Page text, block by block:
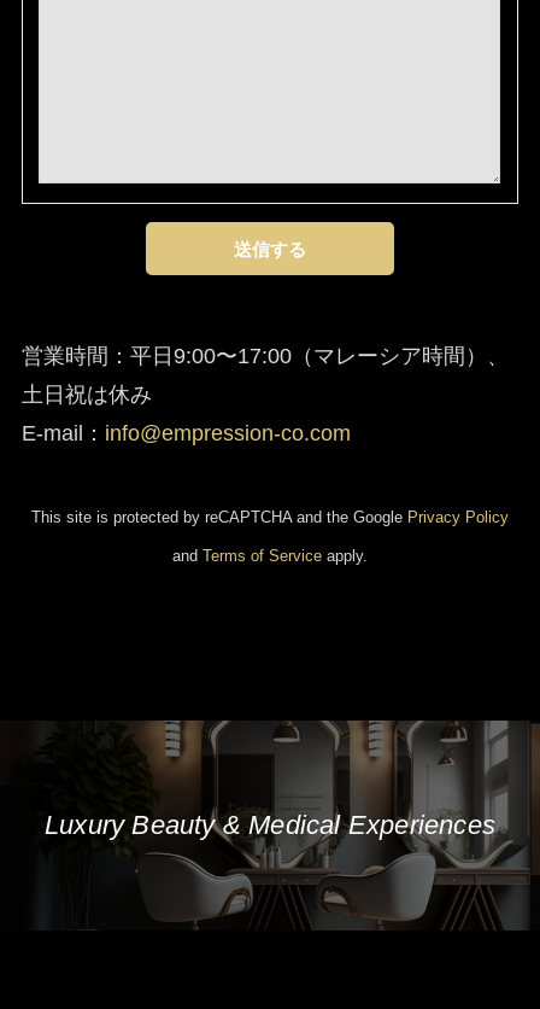
営業時間：平日9:00〜17:00（マレーシア時間）、
土日祝は休み
E-mail： info@empression-co.com
This site is protected by reCAPTCHA and the Google Privacy Policy
and Terms of Service apply.
Luxury Beauty & Medical Experiences